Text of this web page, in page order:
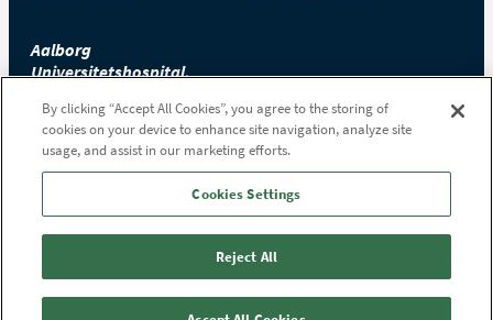
Aalborg
Universitetshospital,
Højtoftevej 2
7700 Thisted
Tlf.97 65 00 00
By clicking “Accept All Cookies”, you agree to the storing of
cookies on your device to enhance site navigation, analyze site
usage, and assist in our marketing efforts.
Cookies Settings
Reject All